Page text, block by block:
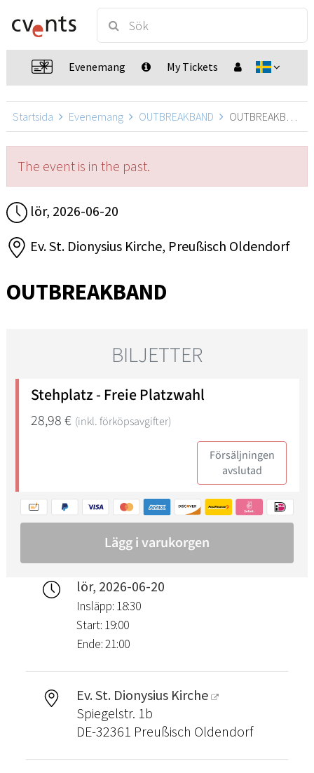
Evenemang My Tickets
Startsida Evenemang OUTBREAKBAND OUTBREAKBAND, Preußisch Oldendorf
The event is in the past.
lör, 2026-06-20
Ev. St. Dionysius Kirche, Preußisch Oldendorf
OUTBREAKBAND
lör, 2026-06-20
Insläpp: 18:30
Start: 19:00
Ende: 21:00
Ev. St. Dionysius Kirche
Spiegelstr. 1b
DE-32361 Preußisch Oldendorf